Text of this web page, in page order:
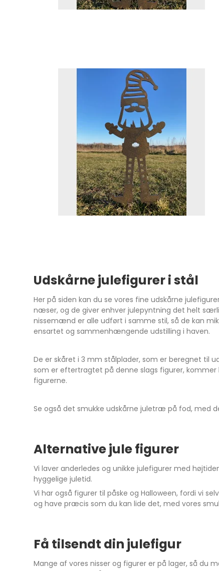
Udskårne julefigurer i stål
Her på siden kan du se vores fine udskårne
næser, og de giver enhver julepyntning det helt
nissemænd er alle udført i samme stil, så de kan
ensartet og sammenhængende udstilling i haven.
De er skåret i 3 mm stålplader, som er beregnet til
som er eftertragtet på denne slags figurer,
figurerne.
Se også det smukke udskårne juletræ på fod, med
Alternative jule figurer
Vi laver anderledes og unikke julefigurer med
hyggelige juletid.
Vi har også figurer til påske og Halloween, fordi vi
og have præcis som du kan lide det, med vores
Få tilsendt din julefigur
Mange af vores nisser og figurer er på lager, så du